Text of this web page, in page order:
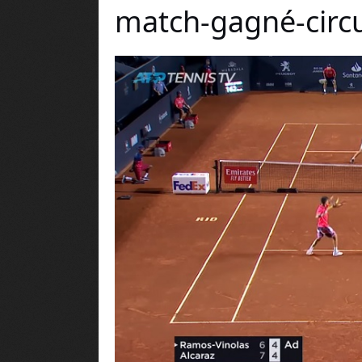
match-gagné-